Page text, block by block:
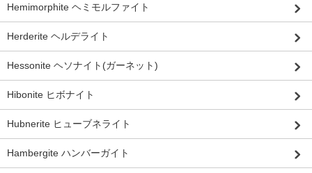
Hemimorphite ヘミモルファイト
Herderite ヘルデライト
Hessonite ヘソナイト(ガーネット)
Hibonite ヒボナイト
Hubnerite ヒューブネライト
Hambergite ハンバーガイト